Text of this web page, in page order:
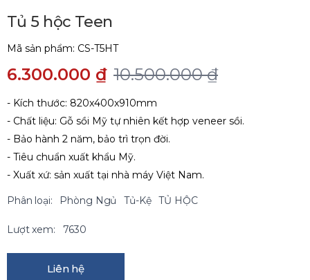
Tủ 5 hộc Teen
Mã sản phẩm: CS-T5HT
6.300.000 ₫ 10.500.000 ₫
- Kích thước: 820x400x910mm
- Chất liệu: Gỗ sồi Mỹ tự nhiên kết hợp veneer sồi.
- Bảo hành 2 năm, bảo trì trọn đời.
- Tiêu chuẩn xuất khẩu Mỹ.
- Xuất xứ: sản xuất tại nhà máy Việt Nam.
Phân loại: Phòng Ngủ Tủ-Kệ TỦ HỘC
Lượt xem: 7630
Liên hệ